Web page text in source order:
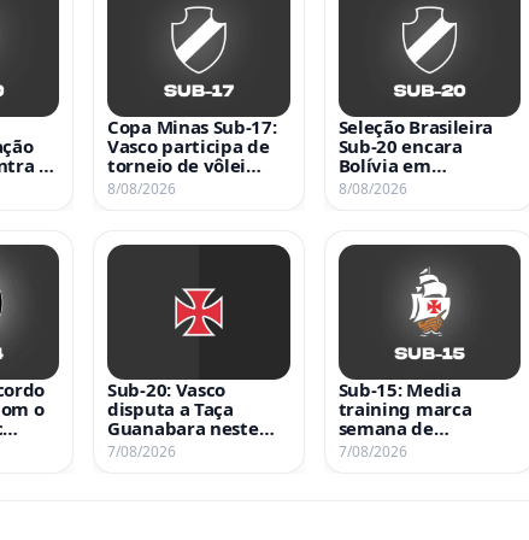
o
Copa Minas Sub-17:
Vasco participa de
torneio de vôlei
feminino entre 13 e
8/08/2026
Seleção Brasileira
Sub-20 encara
Bolívia em
amistosos nos dias 9
TV
8/08/2026
o
Sub-20: Vasco
disputa a Taça
Guanabara neste
sábado às 11h
7/08/2026
Sub-15: Media
training marca
semana de
preparação para
7/08/2026